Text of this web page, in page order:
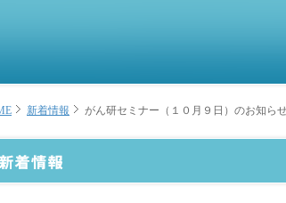
新着情報 がん研セミナー（１０月９日）のお知ら